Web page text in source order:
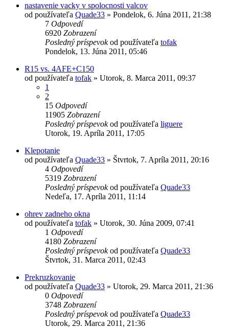
nastavenie vacky v spolocnosti valcov
od používateľa Quade33 » Pondelok, 6. Júna 2011, 21:38
7 Odpovedí
6920 Zobrazení
Posledný príspevokod používateľa tofak
Pondelok, 13. Júna 2011, 05:46
R15 vs. 4AFE+C150
od používateľa tofak » Utorok, 8. Marca 2011, 09:37
1
2
15 Odpovedí
11905 Zobrazení
Posledný príspevokod používateľa liguere
Utorok, 19. Apríla 2011, 17:05
Klepotanie
od používateľa Quade33 » Štvrtok, 7. Apríla 2011, 20:16
4 Odpovedí
5319 Zobrazení
Posledný príspevokod používateľa Quade33
Nedeľa, 17. Apríla 2011, 11:14
ohrev zadneho okna
od používateľa tofak » Utorok, 30. Júna 2009, 07:41
1 Odpovedí
4180 Zobrazení
Posledný príspevokod používateľa Quade33
Štvrtok, 31. Marca 2011, 02:43
Prekruzkovanie
od používateľa Quade33 » Utorok, 29. Marca 2011, 21:36
0 Odpovedí
3748 Zobrazení
Posledný príspevokod používateľa Quade33
Utorok, 29. Marca 2011, 21:36